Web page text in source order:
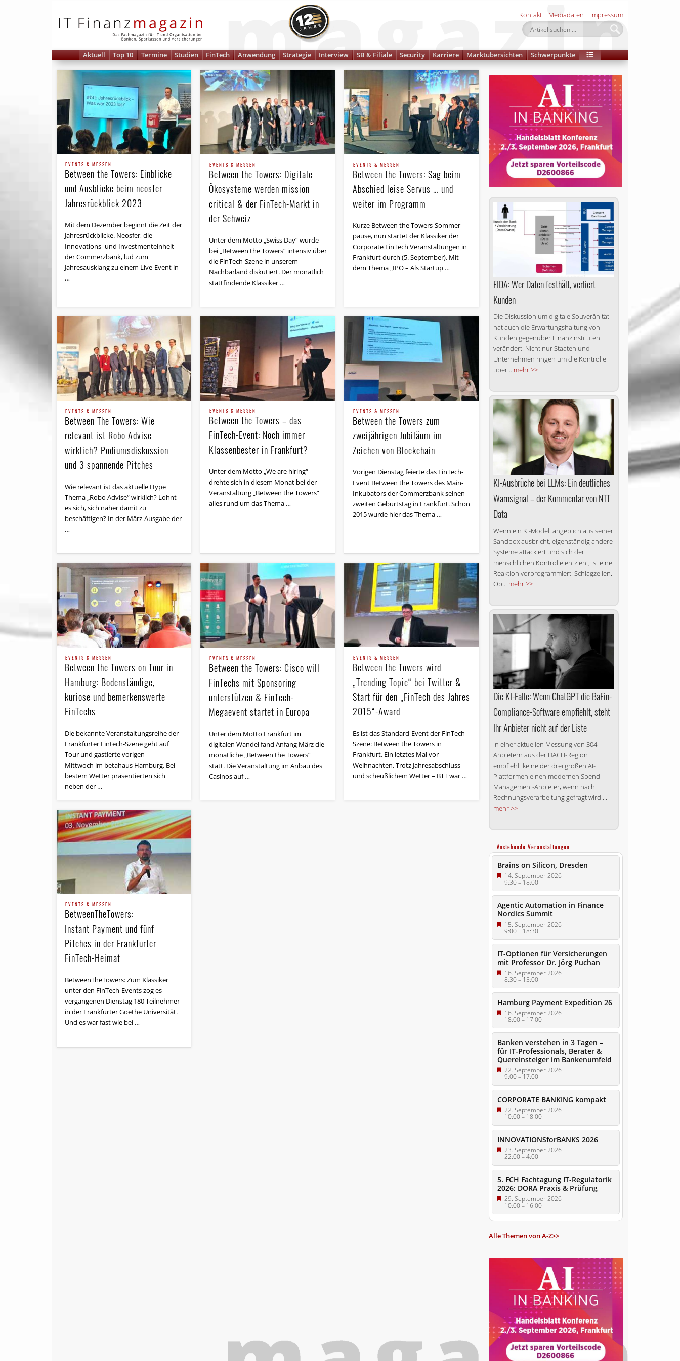
Kontakt | Mediadaten | Impressum
Aktuell Top 10 Termine Studien FinTech Anwendung Strategie Interview SB & Filiale Security Karriere Marktübersichten Schwerpunkte
EVENTS & MESSEN
Between the Towers: Einblicke
und Ausblicke beim neosfer
Jahresrückblick 2023
Mit dem Dezember beginnt die Zeit der
Jahresrückblicke. Neosfer, die
Innovations- und Investmenteinheit
der Commerzbank, lud zum
Jahresausklang zu einem Live-Event in
…
EVENTS & MESSEN
Between the Towers: Digitale
Ökosysteme werden mission
critical & der FinTech-Markt in
der Schweiz
Unter dem Motto „Swiss Day“ wurde
bei „Between the Towers“ intensiv über
die FinTech-Szene in unserem
Nachbarland diskutiert. Der monatlich
stattfindende Klassiker …
EVENTS & MESSEN
Between the Towers: Sag beim
Abschied leise Servus … und
weiter im Programm
Kurze Between the Towers-Sommer­
pause, nun startet der Klassiker der
Corporate FinTech Veranstaltungen in
Frankfurt durch (5. September). Mit
dem Thema „IPO – Als Startup …
EVENTS & MESSEN
Between The Towers: Wie
relevant ist Robo Advise
wirklich? Podiumsdiskussion
und 3 spannende Pitches
Wie relevant ist das aktuelle Hype
Thema „Robo Advise“ wirklich? Lohnt
es sich, sich näher damit zu
beschäftigen? In der März-Ausgabe der
…
EVENTS & MESSEN
Between the Towers – das
FinTech-Event: Noch immer
Klassenbester in Frankfurt?
Unter dem Motto „We are hiring“
drehte sich in diesem Monat bei der
Veranstaltung „Between the Towers“
alles rund um das Thema …
EVENTS & MESSEN
Between the Towers zum
zweijährigen Jubiläum im
Zeichen von Blockchain
Vorigen Dienstag feierte das FinTech-
Event Between the Towers des Main-
Inkubators der Commerzbank seinen
zweiten Geburtstag in Frankfurt. Schon
2015 wurde hier das Thema …
EVENTS & MESSEN
Between the Towers on Tour in
Hamburg: Bodenständige,
kuriose und bemerkenswerte
FinTechs
Die bekannte Veranstaltungsreihe der
Frankfurter Fintech-Szene geht auf
Tour und gastierte vorigen
Mittwoch im betahaus Hamburg. Bei
bestem Wetter präsentierten sich
neben der …
EVENTS & MESSEN
Between the Towers: Cisco will
FinTechs mit Sponsoring
unterstützen & FinTech-
Megaevent startet in Europa
Unter dem Motto Frankfurt im
digitalen Wandel fand Anfang März die
monatliche „Between the Towers“
statt. Die Veranstaltung im Anbau des
Casinos auf …
EVENTS & MESSEN
Between the Towers wird
„Trending Topic“ bei Twitter &
Start für den „FinTech des Jahres
2015“-Award
Es ist das Standard-Event der FinTech-
Szene: Between the Towers in
Frankfurt. Ein letztes Mal vor
Weihnachten. Trotz Jahresabschluss
und scheußlichem Wetter – BTT war …
EVENTS & MESSEN
BetweenTheTowers:
Instant Payment und fünf
Pitches in der Frankfurter
FinTech-Heimat
BetweenTheTowers: Zum Klassiker
unter den FinTech-Events zog es
vergangenen Dienstag 180 Teilnehmer
in der Frankfurter Goethe Universität.
Und es war fast wie bei …
FIDA: Wer Daten festhält, verliert
Kunden
Die Diskussion um digitale Souveränität
hat auch die Erwartungshaltung von
Kunden gegenüber Finanzinstituten
verändert. Nicht nur Staaten und
Unternehmen ringen um die Kontrolle
über... mehr >>
KI-Ausbrüche bei LLMs: Ein deutliches
Warnsignal – der Kommentar von NTT
Data
Wenn ein KI-Modell angeblich aus seiner
Sandbox ausbricht, eigenständig andere
Systeme attackiert und sich der
menschlichen Kontrolle entzieht, ist eine
Reaktion vorprogrammiert: Schlagzeilen.
Ob... mehr >>
Die KI-Falle: Wenn ChatGPT die BaFin-
Compliance-Software empfiehlt, steht
Ihr Anbieter nicht auf der Liste
In einer aktuellen Messung von 304
Anbietern aus der DACH-Region
empfiehlt keine der drei großen AI-
Plattformen einen modernen Spend-
Management-Anbieter, wenn nach
Rechnungsverarbeitung gefragt wird....
mehr >>
Anstehende Veranstaltungen
Brains on Silicon, Dresden
14. September 2026
9:30–18:00
Agentic Automation in Finance
Nordics Summit
15. September 2026
9:00–18:30
IT-Optionen für Versicherungen
mit Professor Dr. Jörg Puchan
16. September 2026
8:30–15:00
Hamburg Payment Expedition 26
16. September 2026
18:00– 17:00
Banken verstehen in 3 Tagen –
für IT-Professionals, Berater &
Quereinsteiger im Bankenumfeld
22. September 2026
9:00–17:00
CORPORATE BANKING kompakt
22. September 2026
10:00– 18:00
INNOVATIONSforBANKS 2026
23. September 2026
22:00–4:00
5. FCH Fachtagung IT-Regulatorik
2026: DORA Praxis & Prüfung
29. September 2026
10:00– 16:00
Alle Themen von A-Z>>